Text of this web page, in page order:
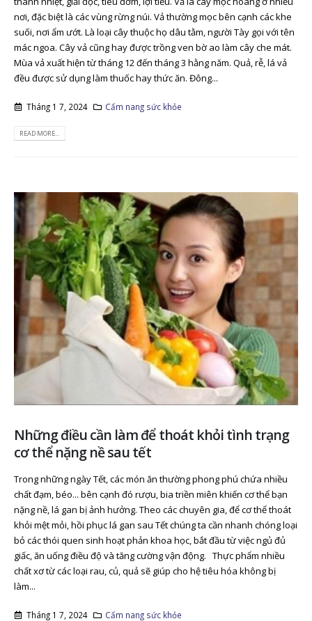
nơi, đặc biệt là các vùng rừng núi. Vả thường mọc bên cạnh các khe
suối, nơi ẩm ướt. Là loại cây thuộc họ dâu tằm, người Tày gọi với tên
mác ngoa. Cây vả cũng hay được trồng ven bờ ao làm cây che mát.
Mùa vả xuất hiện từ tháng 12 đến tháng 3 hằng năm. Quả, rễ, lá vả
đều được sử dụng làm thuốc hay thức ăn. Đông...
Tháng 1 7, 2024 Cẩm nang sức khỏe
READ MORE...
Những điều cần làm để thoát khỏi tình trạng
cơ thể nặng nề sau tết
Trong những ngày Tết, các món ăn thường phong phú chứa nhiều
chất đạm, béo... bên cạnh đó rượu, bia triền miên khiến cơ thể bạn
nặng nề, lá gan bị ảnh hưởng. Theo các chuyên gia, để cơ thể thoát
khỏi mệt mỏi, hồi phục lá gan sau Tết chúng ta cần nhanh chóng loại
bỏ các thói quen sinh hoạt phản khoa học, bắt đầu từ việc ngủ đủ
giấc, ăn uống điều độ và tăng cường vận động. Thực phẩm nhiều
chất xơ từ các loại rau, củ, quả sẽ giúp cho hệ tiêu hóa không bị
làm...
Tháng 1 7, 2024 Cẩm nang sức khỏe